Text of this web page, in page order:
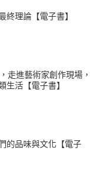
終理論【電子書】
走進藝術家創作現場，
生活【電子書】
的品味與文化【電子